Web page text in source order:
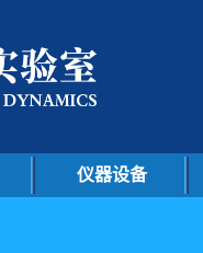
仪器设备